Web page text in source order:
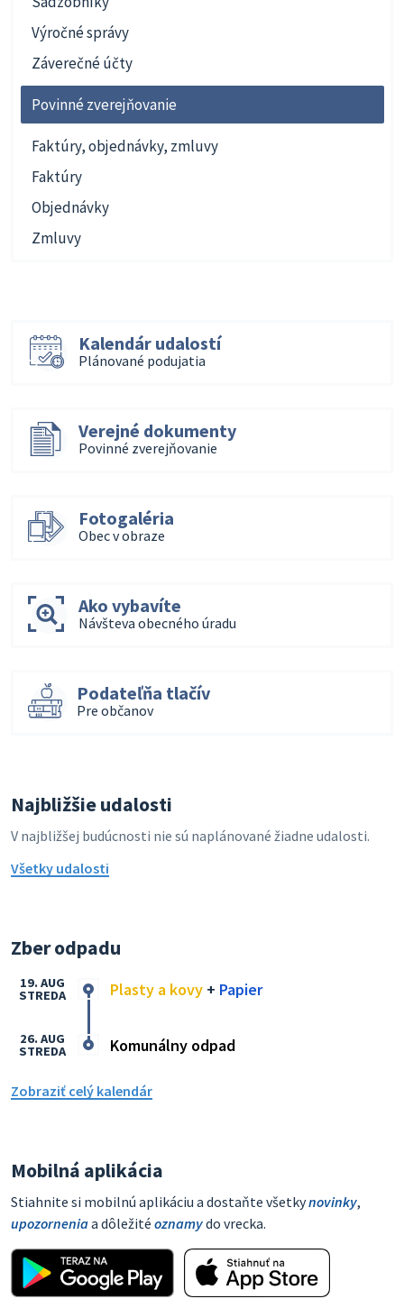
Výročné správy
Záverečné účty
Povinné zverejňovanie
Faktúry, objednávky, zmluvy
Faktúry
Objednávky
Zmluvy
Kalendár udalostí
Plánované podujatia
Verejné dokumenty
Povinné zverejňovanie
Fotogaléria
Obec v obraze
Ako vybavíte
Návšteva obecného úradu
Podateľňa tlačív
Pre občanov
Najbližšie udalosti
V najbližšej budúcnosti nie sú naplánované žiadne udalosti.
Všetky udalosti
Zber odpadu
Plasty a kovy + Papier
19. AUG
STREDA
Komunálny odpad
26. AUG
STREDA
Zobraziť celý kalendár
Mobilná aplikácia
Stiahnite si mobilnú aplikáciu a dostaňte všetkynovinky,
upozorneniaa dôležité oznamydo vrecka.